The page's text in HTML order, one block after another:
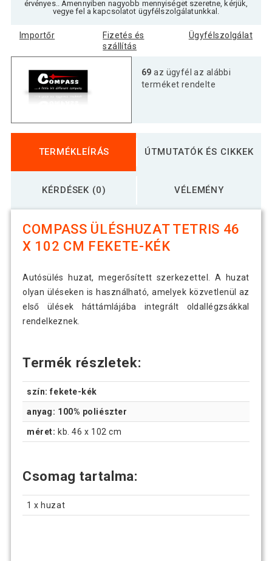
érvényes.. Amennyiben nagyobb mennyiséget szeretne, kérjük,
vegye fel a kapcsolatot ügyfélszolgálatunkkal.
Importőr
Fizetés és
szállítás
Ügyfélszolgálat
69 az ügyfél az alábbi
terméket rendelte
TERMÉKLEÍRÁS ÚTMUTATÓK ÉS CIKKEK
KÉRDÉSEK (0) VÉLEMÉNY
COMPASS ÜLÉSHUZAT TETRIS 46
X 102 CM FEKETE-KÉK
Autósülés huzat, megerősített szerkezettel. A huzat
olyan üléseken is használható, amelyek közvetlenül az
első ülések háttámlájába integrált oldallégzsákkal
rendelkeznek.
Termék részletek:
szín: fekete-kék
anyag: 100% poliészter
méret: kb. 46 x 102 cm
Csomag tartalma:
1 x huzat